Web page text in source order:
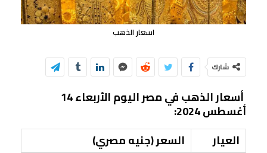
اسعار الذهب
شارك
أسعار الذهب في مصر اليوم الأربعاء 14
أغسطس 2024:
العيار
السعر (جنيه مصري)